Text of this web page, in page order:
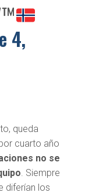
4,
queda
cuarto año
no se
. Siempre
diferían los